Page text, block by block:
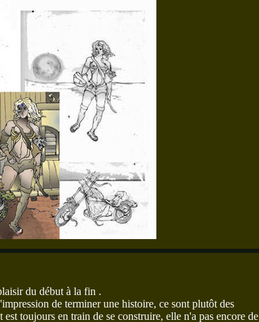
du début à la fin .
de terminer une histoire, ce sont plutôt des
toujours en train de se construire, elle n'a pas encore de